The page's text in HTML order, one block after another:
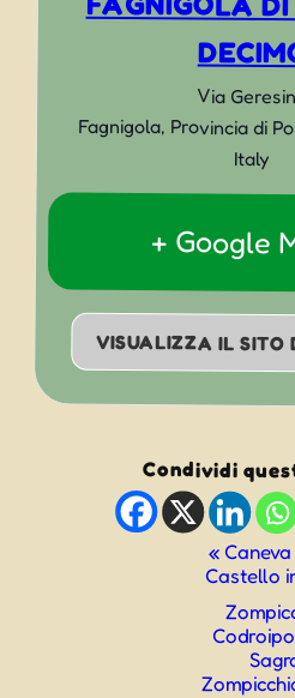
Via
Fagnigola, Provincia di
Italy
+ Google
VISUALIZZA IL SITO
Condividi
«Caneva
Castello